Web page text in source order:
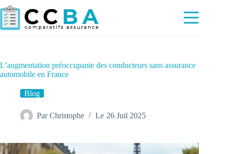
Passer
au
contenu
L’augmentation préoccupante des conducteurs sans assurance
automobile en France
Blog
Par Christophe Le 26 Juil 2025